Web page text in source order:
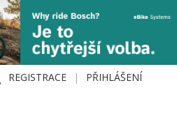
REGISTRACE PŘIHLÁŠENÍ